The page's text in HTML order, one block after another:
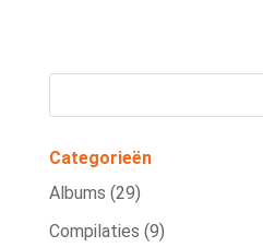
Categorieën
Albums (29)
Compilaties (9)